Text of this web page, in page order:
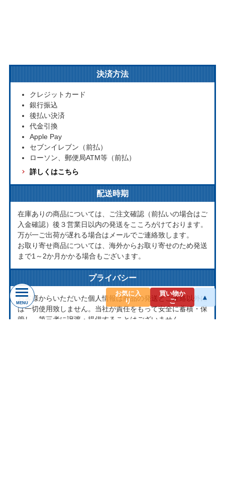
決済方法
クレジットカード
銀行振込
後払い決済
代金引換
Apple Pay
セブンイレブン（前払）
ローソン、郵便局ATM等（前払）
詳しくはこちら
配送時期
在庫ありの商品については、ご注文確認（前払いの場合はご
入金確認）後３営業日以内の発送をこころがけております。
万が一ご出荷が遅れる場合はメールでご連絡致します。
お取り寄せ商品については、海外からお取り寄せのため発送
まで1～2か月かかる場合もございます。
プライバシー
お客様からいただいた個人情報は商品の発送とご連絡以外に
は一切使用致しません。当社が責任をもって安全に蓄積・保
管し、第三者に譲渡・提供することはございません。
MENU
お気に入
り
買い物か
ご
▲